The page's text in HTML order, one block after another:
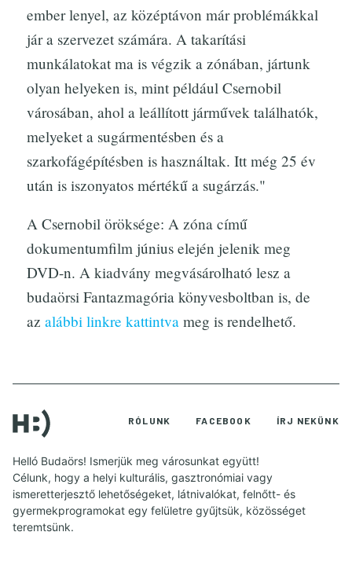
ember lenyel, az középtávon már problémákkal
jár a szervezet számára. A takarítási
munkálatokat ma is végzik a zónában, jártunk
olyan helyeken is, mint például Csernobil
városában, ahol a leállított járművek találhatók,
melyeket a sugármentésben és a
szarkofágépítésben is használtak. Itt még 25 év
után is iszonyatos mértékű a sugárzás."
A Csernobil öröksége: A zóna című
dokumentumfilm június elején jelenik meg
DVD-n. A kiadvány megvásárolható lesz a
budaörsi Fantazmagória könyvesboltban is, de
az alábbi linkre kattintvameg is rendelhető.
RÓLUNK FACEBOOK ÍRJ NEKÜNK
Helló Budaörs! Ismerjük meg városunkat együtt!
Célunk, hogy a helyi kulturális, gasztronómiai vagy
ismeretterjesztő lehetőségeket, látnivalókat, felnőtt- és
gyermekprogramokat egy felületre gyűjtsük, közösséget
teremtsünk.